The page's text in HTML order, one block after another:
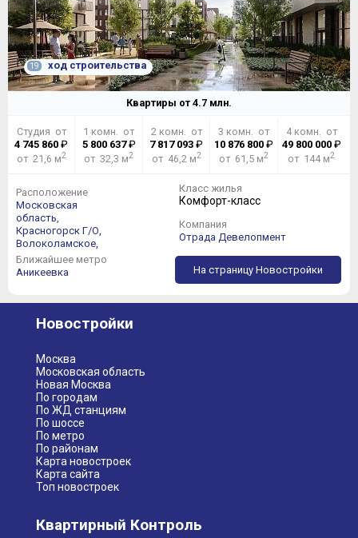
19 ход строительства
Квартиры от 4.7 млн.
Студия от
4 745 860 ₽
от 21,6 м2
1 комн. от
5 800 637₽
от 32,3 м2
2 комн. от
7 817 093 ₽
от 46,2 м2
3 комн. от
10 876 800 ₽
от 61,5 м2
4 комн. от
49 800 000₽
от 144 м2
Расположение
Московская
область,
Красногорск Г/О,
Волоколамское,
Ближайшее метро
Аникеевка
Класс жилья
Комфорт-класс
Компания
Отрада Девелопмент
На страницу Новостройки
Новостройки
Москва
Московская область
Новая Москва
По городам
По ЖД станциям
По шоссе
По метро
По районам
Карта новостроек
Карта сайта
Топ новостроек
Квартирный Контроль